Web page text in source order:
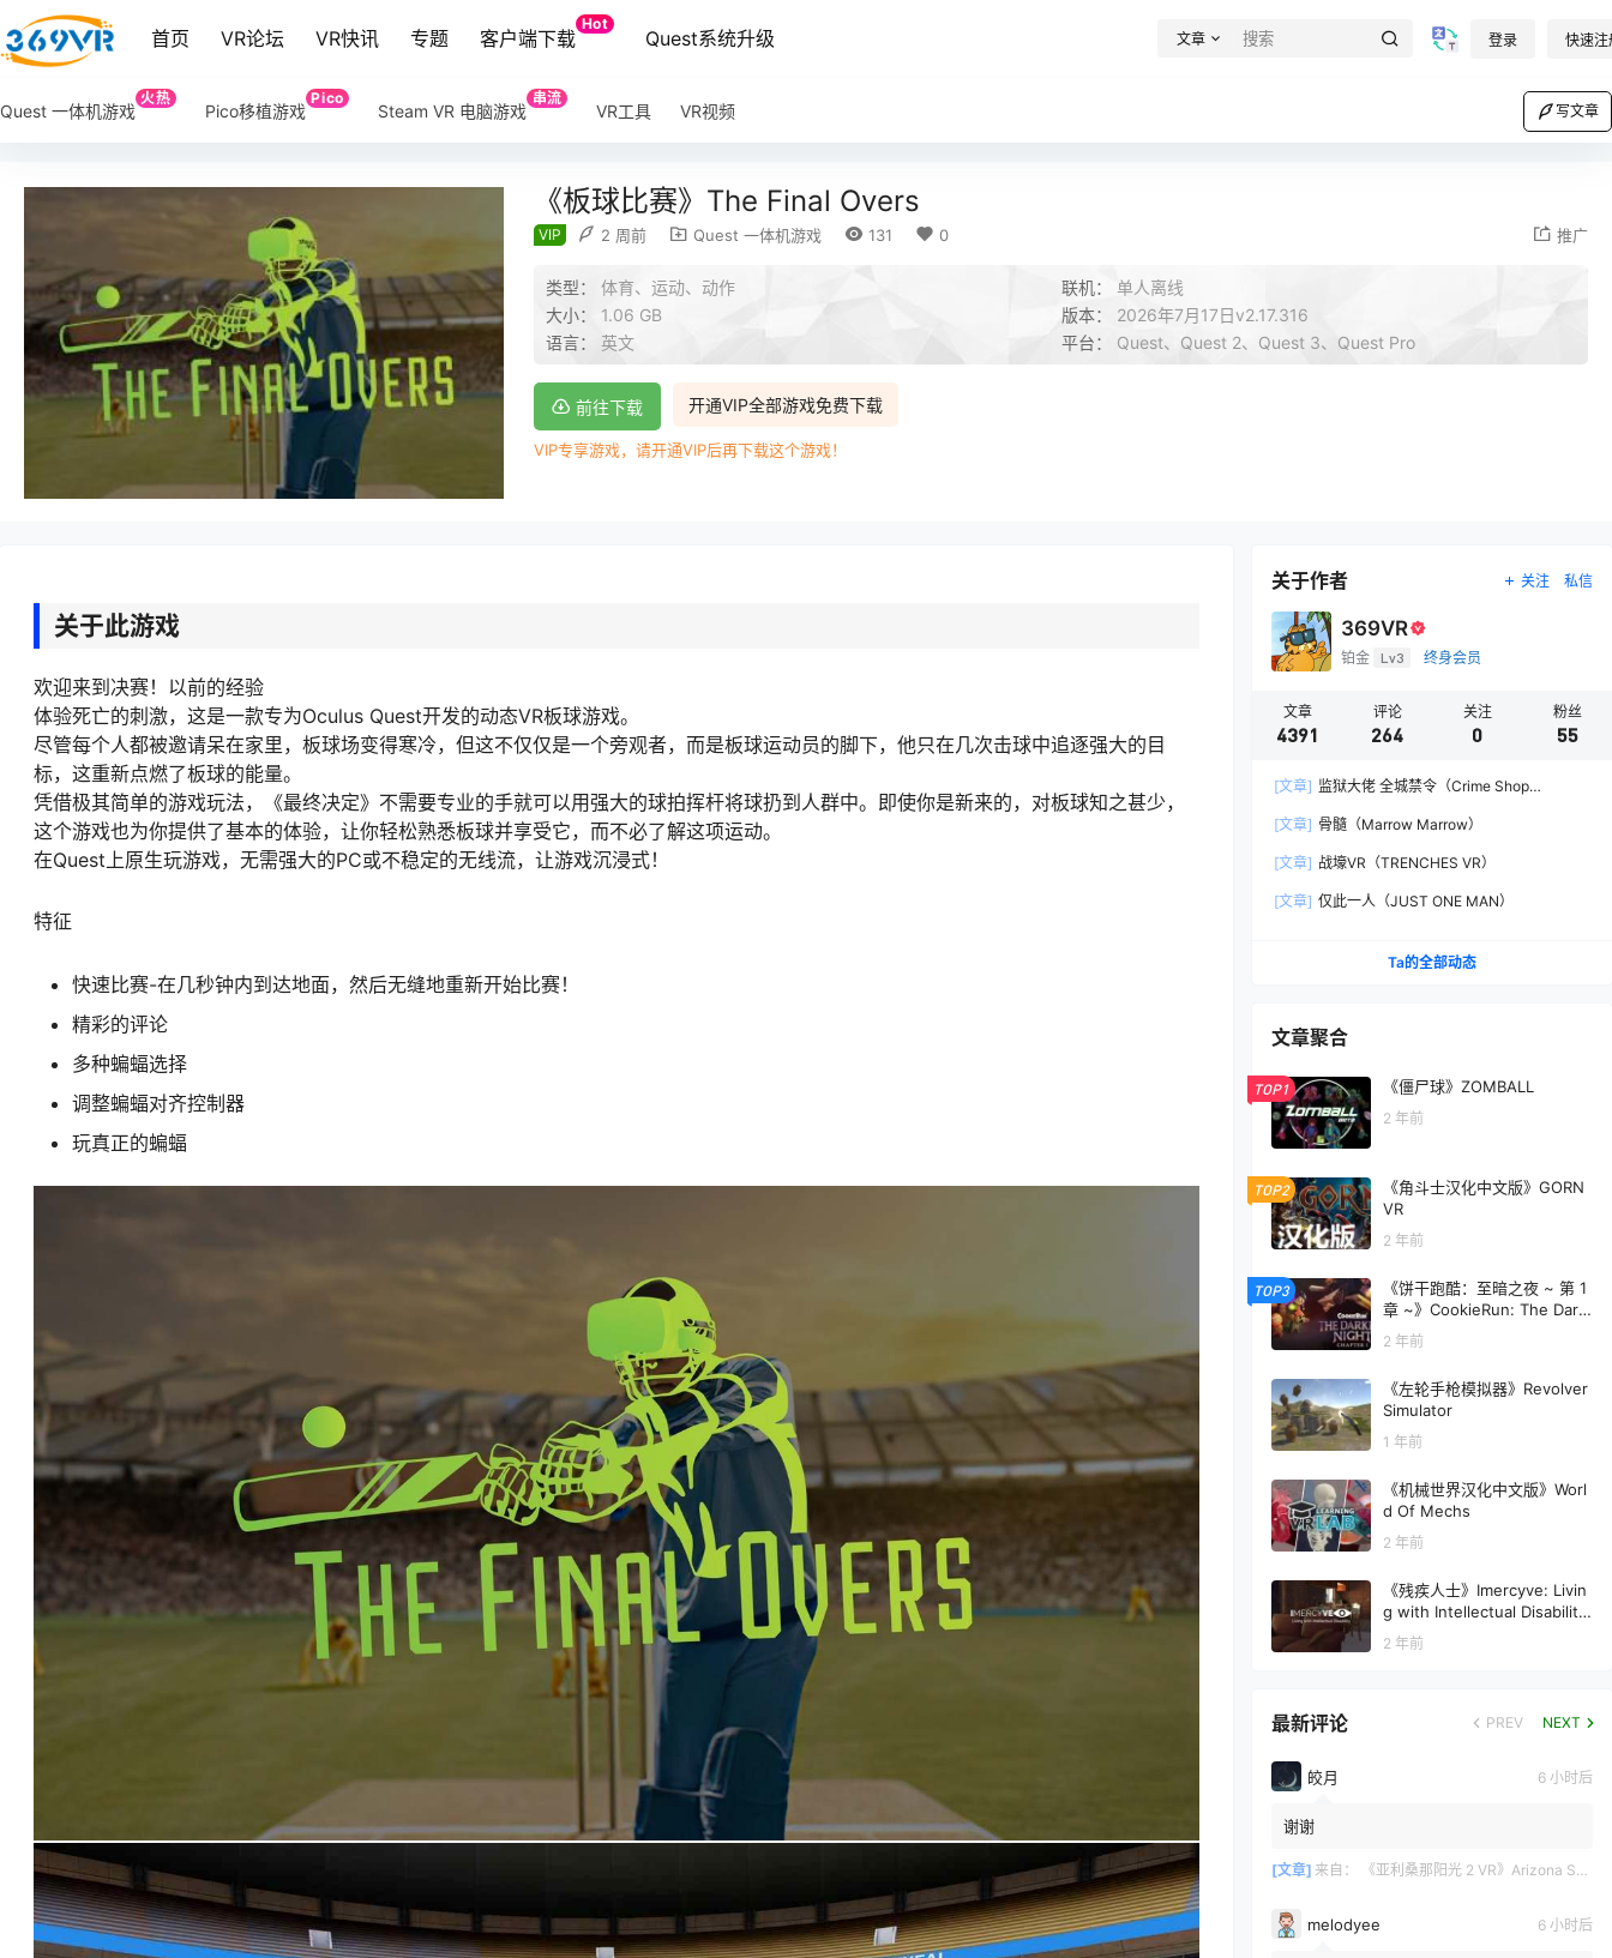
首页 VR论坛 VR快讯 专题 客户端下载
Hot
Quest系统升级 文章 登录 快速注
Quest 一体机游戏
火热
Pico移植游戏
Pico
Steam VR 电脑游戏
串流
VR工具 VR视频 写文章
《板球比赛》The Final Overs
VIP 2 周前 Quest 一体机游戏 131 0 推广
类型： 体育、运动、动作 联机： 单人离线
大小： 1.06 GB 版本： 2026年7月17日v2.17.316
语言： 英文 平台： Quest、Quest 2、Quest 3、Quest Pro
开通VIP全部游戏免费下载
前往下载
VIP专享游戏，请开通VIP后再下载这个游戏！
关于此游戏
欢迎来到决赛！以前的经验
体验死亡的刺激，这是一款专为Oculus Quest开发的动态VR板球游戏。
尽管每个人都被邀请呆在家里，板球场变得寒冷，但这不仅仅是一个旁观者，而是板球运动员的脚下，他只在几次击球中追逐强大的目
标，这重新点燃了板球的能量。
凭借极其简单的游戏玩法，《最终决定》不需要专业的手就可以用强大的球拍挥杆将球扔到人群中。即使你是新来的，对板球知之甚少，
这个游戏也为你提供了基本的体验，让你轻松熟悉板球并享受它，而不必了解这项运动。
在Quest上原生玩游戏，无需强大的PC或不稳定的无线流，让游戏沉浸式！
特征
快速比赛-在几秒钟内到达地面，然后无缝地重新开始比赛！
精彩的评论
多种蝙蝠选择
调整蝙蝠对齐控制器
玩真正的蝙蝠
关于作者 关注 私信
369VR
铂金 Lv3 终身会员
文章
4391
评论
264
关注
0
粉丝
55
[文章] 监狱大佬 全城禁令（Crime Shop
[文章] 骨髓（Marrow Marrow）
[文章] 战壕VR（TRENCHES VR）
[文章] 仅此一人（JUST ONE MAN）
Ta的全部动态
文章聚合
TOP1 《僵尸球》ZOMBALL
2 年前
TOP2
《角斗士汉化中文版》GORN
VR
2 年前
TOP3
《饼干跑酷：至暗之夜 ~ 第 1
章 ~》CookieRun: The Dark
est Night ~ Chapter1 ~
2 年前
《左轮手枪模拟器》Revolver
Simulator
1 年前
《机械世界汉化中文版》Worl
d Of Mechs
2 年前
《残疾人士》Imercyve: Livin
g with Intellectual Disability
VR
2 年前
最新评论 PREV NEXT
皎月 6 小时后
谢谢
[文章] 来自： 《亚利桑那阳光 2 VR》Arizona Sunshine? 2
melodyee 6 小时后